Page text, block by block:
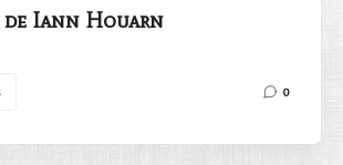
Iann Houarn
0